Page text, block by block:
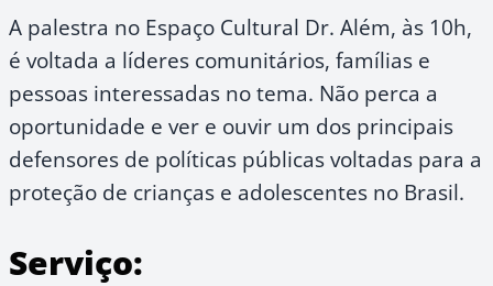
A palestra no Espaço Cultural Dr. Além, às 10h,
é voltada a líderes comunitários, famílias e
pessoas interessadas no tema. Não perca a
oportunidade e ver e ouvir um dos principais
defensores de políticas públicas voltadas para a
proteção de crianças e adolescentes no Brasil.
Serviço: